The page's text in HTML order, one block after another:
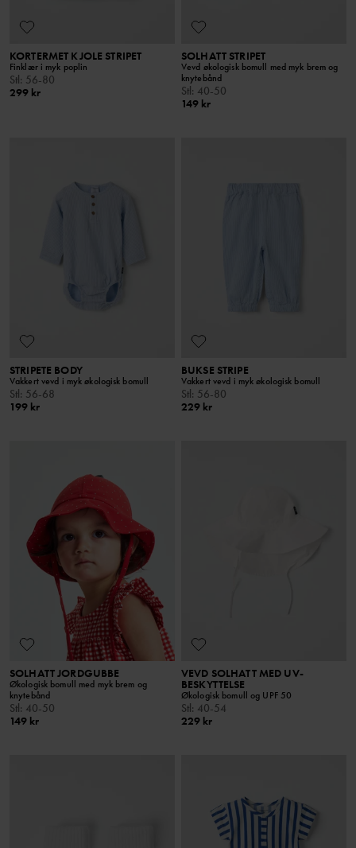
KORTERMET KJOLE STRIPET
Finklær i myk poplin
Stl: 56-80
299 kr
SOLHATT STRIPET
Vevd økologisk bomull med myk brem og
knytebånd
Stl: 40-50
149 kr
STRIPETE BODY
Vakkert vevd i myk økologisk bomull
Stl: 56-68
199 kr
BUKSE STRIPE
Vakkert vevd i myk økologisk bomull
Stl: 56-80
229 kr
SOLHATT JORDGUBBE
Økologisk bomull med myk brem og
knytebånd
Stl : 40-50
149 kr
VEVD SOLHATT MED UV-
BESKYTTELSE
Økologisk bomull og UPF 50
Stl : 40-54
229 kr